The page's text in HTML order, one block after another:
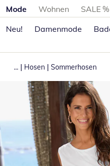
Produktkategorien
Mode Wohnen SALE %
Neu!
Damenmode
... | Hosen | Sommerhosen